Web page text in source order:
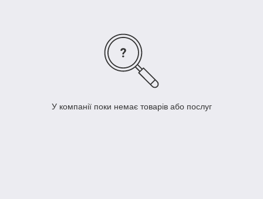
У компанії поки немає товарів або послуг